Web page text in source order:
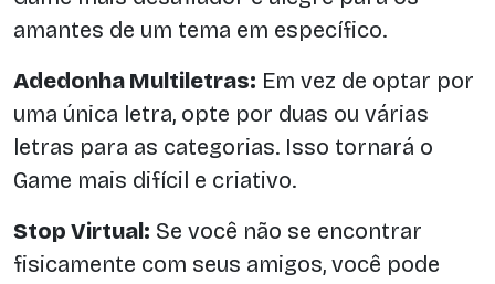
amantes de um tema em específico.
Adedonha Multiletras: Em vez de optar por
uma única letra, opte por duas ou várias
letras para as categorias. Isso tornará o
Game mais difícil e criativo.
Stop Virtual: Se você não se encontrar
fisicamente com seus amigos, você pode